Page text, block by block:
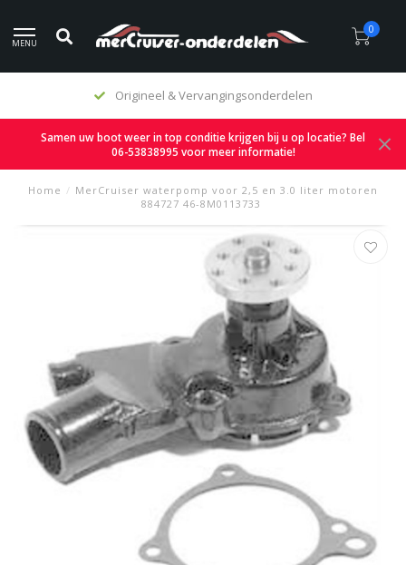
MENU
0
Origineel & Vervangingsonderdelen
Samen uw boot weer in top conditie krijgen bij u op locatie? Bel
06-53838995 voor meer informatie!
Home / MerCruiser waterpomp voor 2,5 en 3.0 liter motoren
884727 46-8M0113733